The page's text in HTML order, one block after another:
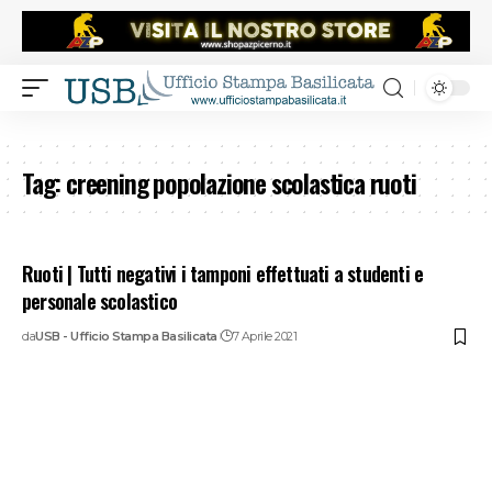
Tag:creening popolazione scolastica ruoti
Ruoti | Tutti negativi i tamponi effettuati a studenti e
personale scolastico
daUSB - Ufficio Stampa Basilicata 7 Aprile 2021